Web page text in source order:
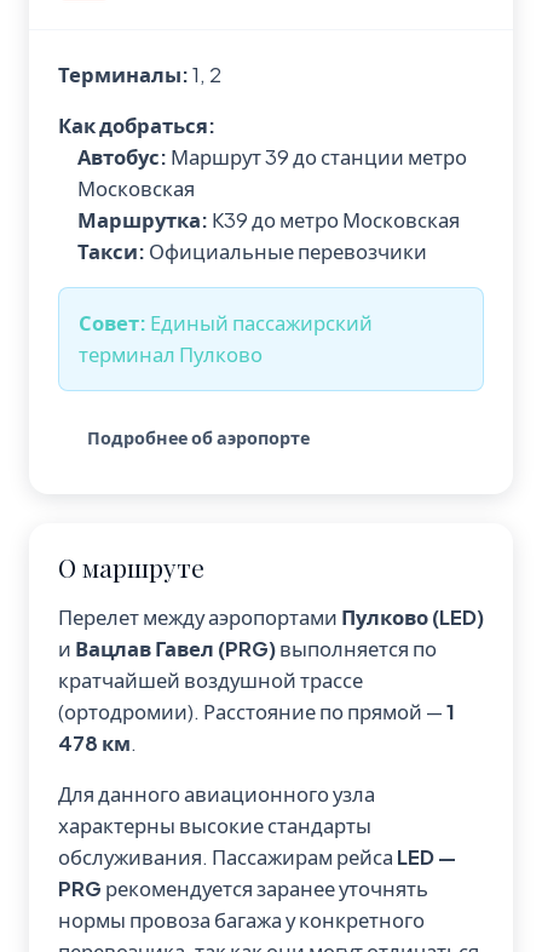
Терминалы:1, 2
Как добраться:
Автобус: Маршрут 39 до станции метро
Московская
Маршрутка: К39 до метро Московская
Такси: Официальные перевозчики
Совет: Единый пассажирский
терминал Пулково
Подробнее об аэропорте
О маршруте
Перелет между аэропортами Пулково (LED)
и Вацлав Гавел (PRG)выполняется по
кратчайшей воздушной трассе
(ортодромии). Расстояние по прямой —1
478 км.
Для данного авиационного узла
характерны высокие стандарты
обслуживания. Пассажирам рейса LED —
PRG рекомендуется заранее уточнять
нормы провоза багажа у конкретного